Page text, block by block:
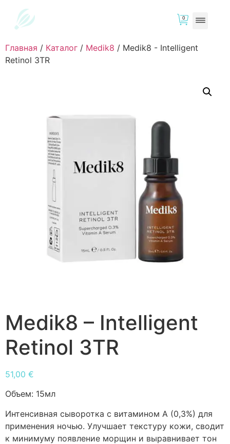
0
Главная / Каталог / Medik8 / Medik8 - Intelligent
Retinol 3TR
Medik8 – Intelligent
Retinol 3TR
51,00 €
Объем: 15мл
Интенсивная сыворотка с витамином А (0,3%) для
применения ночью. Улучшает текстуру кожи, сводит
к минимуму появление морщин и выравнивает тон